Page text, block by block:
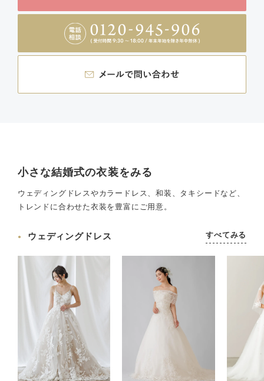
小さな結婚式の衣装をみる
ウェディングドレスやカラードレス、和装、タキシードなど、
トレンドに合わせた衣装を豊富にご用意。
ウェディングドレス すべてみる